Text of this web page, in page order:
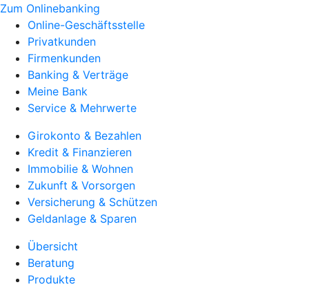
Zum Onlinebanking
Online-Geschäftsstelle
Privatkunden
Firmenkunden
Banking & Verträge
Meine Bank
Service & Mehrwerte
Girokonto & Bezahlen
Kredit & Finanzieren
Immobilie & Wohnen
Zukunft & Vorsorgen
Versicherung & Schützen
Geldanlage & Sparen
Übersicht
Beratung
Produkte